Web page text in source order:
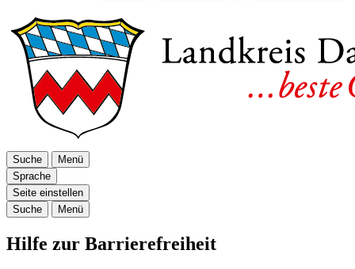
Suche
Menü
Sprache
Seite einstellen
Suche
Menü
Hilfe zur Barrierefreiheit